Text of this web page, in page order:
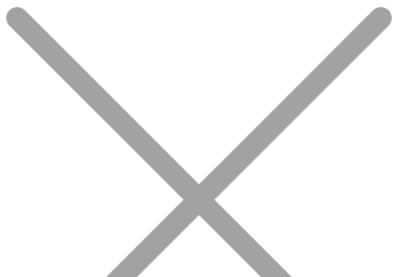
Фільтр
Показано один результат